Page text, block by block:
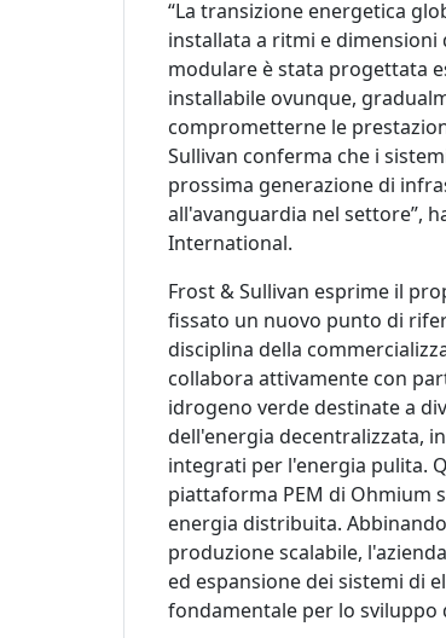
“La transizione energetica
installata a ritmi e
modulare è stata progettata
installabile ovunque,
comprometterne le
Sullivan conferma che i
prossima generazione di
all'avanguardia nel settore”,
International.
Frost & Sullivan esprime il
fissato un nuovo punto di
disciplina della
collabora attivamente con
idrogeno verde destinate a
dell'energia decentralizzata,
integrati per l'energia pulita.
piattaforma PEM di Ohmium
energia distribuita.
produzione scalabile,
ed espansione dei sistemi di
fondamentale per lo